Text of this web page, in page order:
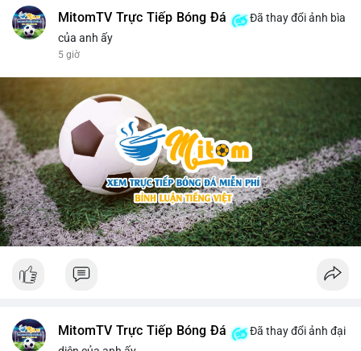
MitomTV Trực Tiếp Bóng Đá
Đã thay đổi ảnh bìa
của anh ấy
5 giờ
MitomTV Trực Tiếp Bóng Đá
Đã thay đổi ảnh đại